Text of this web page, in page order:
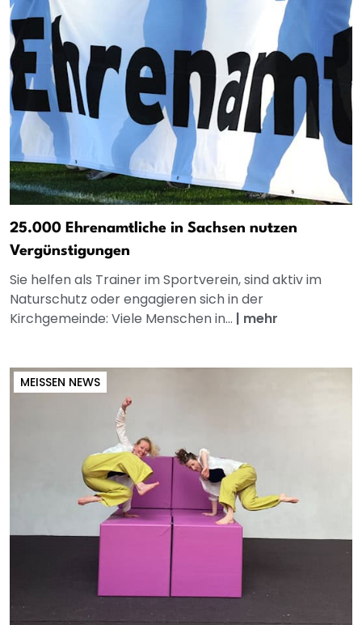
25.000 Ehrenamtliche in Sachsen nutzen
Vergünstigungen
Sie helfen als Trainer im Sportverein, sind aktiv im
Naturschutz oder engagieren sich in der
Kirchgemeinde: Viele Menschen in... | mehr
MEISSEN NEWS